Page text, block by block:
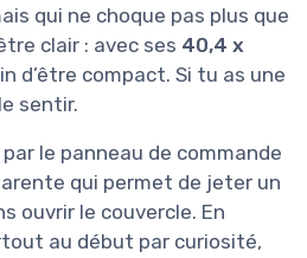
qui ne choque pas plus que
clair : avec ses 40,4 x
d’être compact. Si tu as une
sentir.
le panneau de commande
qui permet de jeter un
ouvrir le couvercle. En
au début par curiosité,